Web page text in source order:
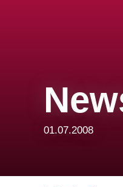
01.07.2008